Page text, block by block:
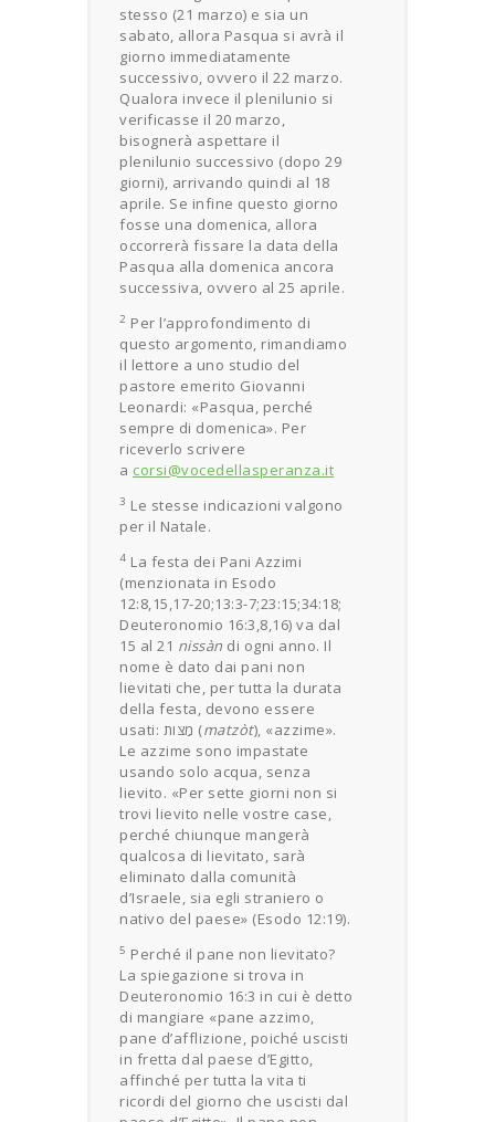
stesso (21 marzo) e sia un
sabato, allora Pasqua si avrà il
giorno immediatamente
successivo, ovvero il 22 marzo.
Qualora invece il plenilunio si
verificasse il 20 marzo,
bisognerà aspettare il
plenilunio successivo (dopo 29
giorni), arrivando quindi al 18
aprile. Se infine questo giorno
fosse una domenica, allora
occorrerà fissare la data della
Pasqua alla domenica ancora
successiva, ovvero al 25 aprile.
2 Per l’approfondimento di
questo argomento, rimandiamo
il lettore a uno studio del
pastore emerito Giovanni
Leonardi: «Pasqua, perché
sempre di domenica». Per
riceverlo scrivere
a corsi@vocedellasperanza.it
3 Le stesse indicazioni valgono
per il Natale.
4 La festa dei Pani Azzimi
(menzionata in Esodo
12:8,15,17-20;13:3-7;23:15;34:18;
Deuteronomio 16:3,8,16) va dal
15 al 21 nissàn di ogni anno. Il
nome è dato dai pani non
lievitati che, per tutta la durata
della festa, devono essere
usati: מַצֹּות (matzòt), «azzime».
Le azzime sono impastate
usando solo acqua, senza
lievito. «Per sette giorni non si
trovi lievito nelle vostre case,
perché chiunque mangerà
qualcosa di lievitato, sarà
eliminato dalla comunità
d’Israele, sia egli straniero o
nativo del paese» (Esodo 12:19).
5 Perché il pane non lievitato?
La spiegazione si trova in
Deuteronomio 16:3 in cui è detto
di mangiare «pane azzimo,
pane d’afflizione, poiché uscisti
in fretta dal paese d’Egitto,
affinché per tutta la vita ti
ricordi del giorno che uscisti dal